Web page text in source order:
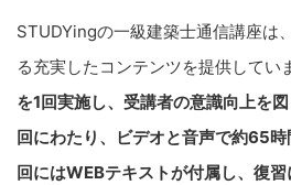
STUDYingの一級建築士通信講座は
る充実したコンテンツを提供してい
を1回実施し、受講者の意識向上を
回にわたり、ビデオと音声で約65
回にはWEBテキストが付属し、復習